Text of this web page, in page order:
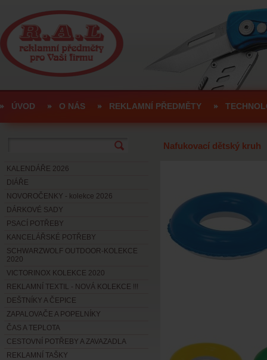
ÚVOD O NÁS REKLAMNÍ PŘEDMĚTY
KALENDÁŘE 2026
DIÁŘE
NOVOROČENKY - kolekce 2026
DÁRKOVÉ SADY
PSACÍ POTŘEBY
KANCELÁŘSKÉ POTŘEBY
SCHWARZWOLF OUTDOOR-KOLEKCE
2020
VICTORINOX KOLEKCE 2020
REKLAMNÍ TEXTIL - NOVÁ KOLEKCE !!!
DEŠTNÍKY A ČEPICE
ZAPALOVAČE A POPELNÍKY
ČAS A TEPLOTA
CESTOVNÍ POTŘEBY A ZAVAZADLA
REKLAMNÍ TAŠKY
Nafukovací dětský kruh